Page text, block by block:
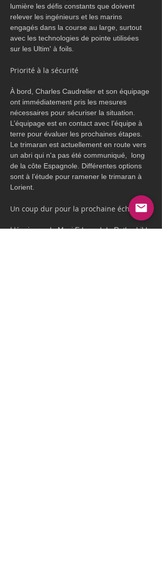
lumière les défis constants que doivent
relever les ingénieurs et les marins
engagés dans la course au large, surtout
avec les technologies de pointe utilisées
sur les Ultim' à foils.
Priorité à la sécurité
À bord, Charles Caudrelier et son équipage
ont immédiatement pris les mesures
nécessaires pour sécuriser la situation.
L’équipage est en contact avec l’équipe à
terre pour évaluer les prochaines étapes.
Le trimaran est actuellement en route vers
un abri qui n'a pas été communiqué,  long
de la côte Espagnole. Différentes options
sont à l’étude pour ramener le trimaran à
Lorient.
Un coup dur pour la prochaine échéance
L'équipage du Maxi Edmond de Rothschild,